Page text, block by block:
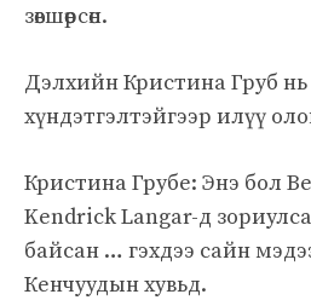
зөвшөөрсөн.
Дэлхийн Кристина Груб нь
хүндэтгэлтэйгээр илүү
Кристина Грубе: Энэ бол
Kendrick Langar-д
байсан … гэхдээ сайн
Кенчуудын хувьд.